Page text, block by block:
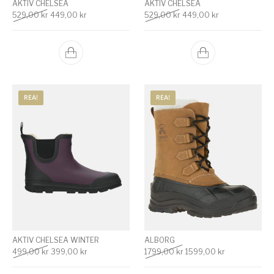
AKTIV CHELSEA
529,00kr Det ursprungliga priset var: 529,00 kr.
449,00 krDet nuvarande priset är: 449,00 kr.
AKTIV CHELSEA
529,00kr Det ursprungliga priset
449,00 krDet
REA!
AKTIV CHELSEA WINTER
499,00 kr Det ursprungliga priset var: 499,00 kr.
399,00 krDet nuvarande priset är: 399,00 kr.
REA!
ALBORG
1799,00 kr Det ursprungliga priset
1599,00 krDet